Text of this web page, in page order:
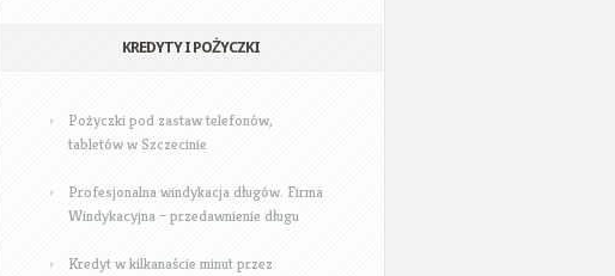
KREDYTY I POŻYCZKI
Pożyczki pod zastaw telefonów,
tabletów w Szczecinie
Profesjonalna windykacja długów. Firma
Windykacyjna – przedawnienie długu
Kredyt w kilkanaście minut przez